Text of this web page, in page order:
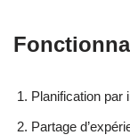
Planification par
Partage